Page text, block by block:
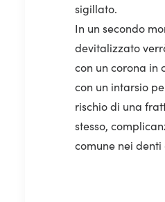
sigillato.
In un secondo
devitalizzato
con un corona in
con un intarsio
rischio di una
stesso,
comune nei